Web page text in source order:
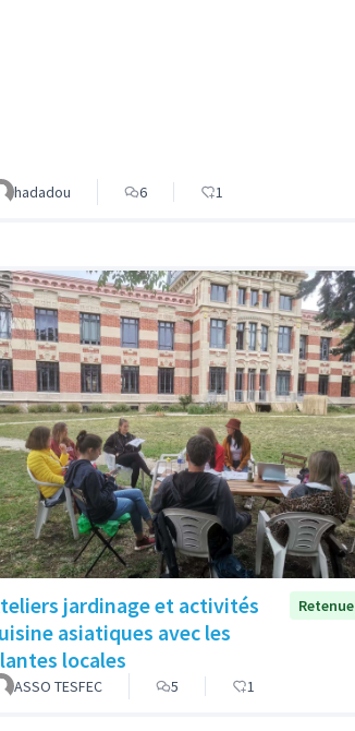
hadadou 6 1
jardinage et activités
asiatiques avec les
locales
Retenue
ASSO TESFEC 5 1